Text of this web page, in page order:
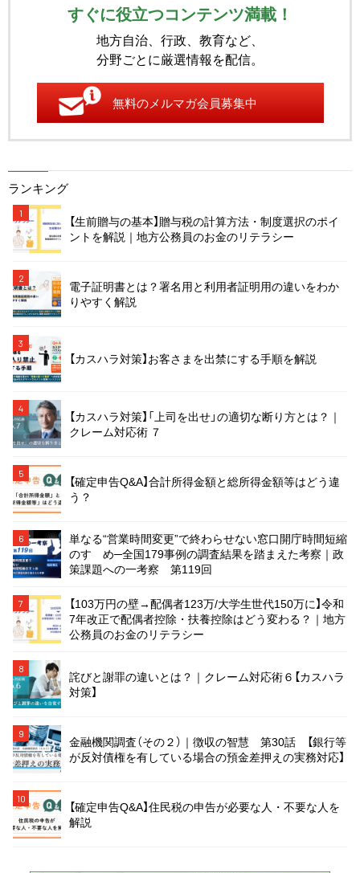
すぐに役立つコンテンツ満載！
地方自治、行政、教育など、
分野ごとに厳選情報を配信。
無料のメルマガ会員募集中
ランキング
1
【生前贈与の基本】贈与税の計算方法・制度選択のポイ
ントを解説｜地方公務員のお金のリテラシー
2
電子証明書とは？署名用と利用者証明用の違いをわか
りやすく解説
3
【カスハラ対策】お客さまを出禁にする手順を解説
4
【カスハラ対策】「上司を出せ」の適切な断り方とは？｜
クレーム対応術 ７
5
【確定申告Q&A】合計所得金額と総所得金額等はどう違
う？
6
単なる“営業時間変更”で終わらせない窓口開庁時間短縮
のすゝめ─全国179事例の調査結果を踏まえた考察｜政
策課題への一考察 第119回
7
【103万円の壁→配偶者123万/大学生世代150万に】令和
7年改正で配偶者控除・扶養控除はどう変わる？｜地方
公務員のお金のリテラシー
8
詫びと謝罪の違いとは？｜クレーム対応術６【カスハラ
対策】
9
金融機関調査（その２）｜徴収の智慧 第30話 【銀行等
が反対債権を有している場合の預金差押えの実務対応】
10
【確定申告Q&A】住民税の申告が必要な人・不要な人を
解説